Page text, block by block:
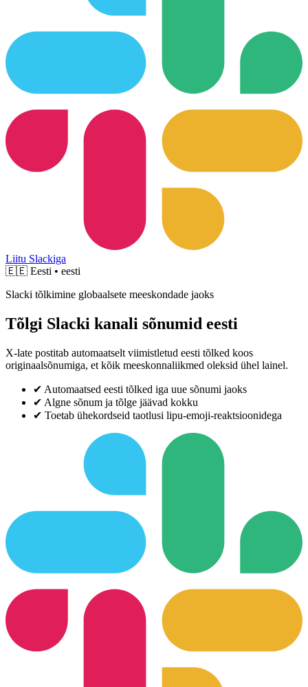
Liitu Slackiga
🇪🇪 Eesti • eesti
Slacki tõlkimine globaalsete meeskondade jaoks
Tõlgi Slacki kanali sõnumid eesti
X-late postitab automaatselt viimistletud eesti tõlked koos
originaalsõnumiga, et kõik meeskonnaliikmed oleksid ühel lainel.
✔ Automaatsed eesti tõlked iga uue sõnumi jaoks
✔ Algne sõnum ja tõlge jäävad kokku
✔ Toetab ühekordseid taotlusi lipu-emoji-reaktsioonidega